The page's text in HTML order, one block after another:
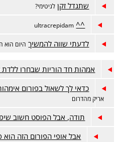
שתגדל זקן לגיטימי?
^^
ultracrepidam
לדעתי שווה להמשיך היום הוא
אמהות חד הוריות שבחרו ללדת
כדאי לך לשאול בפורום
אריק מהדרום
תודה, אבל הפוסט חשוב
אבל אופי הפורום הזה